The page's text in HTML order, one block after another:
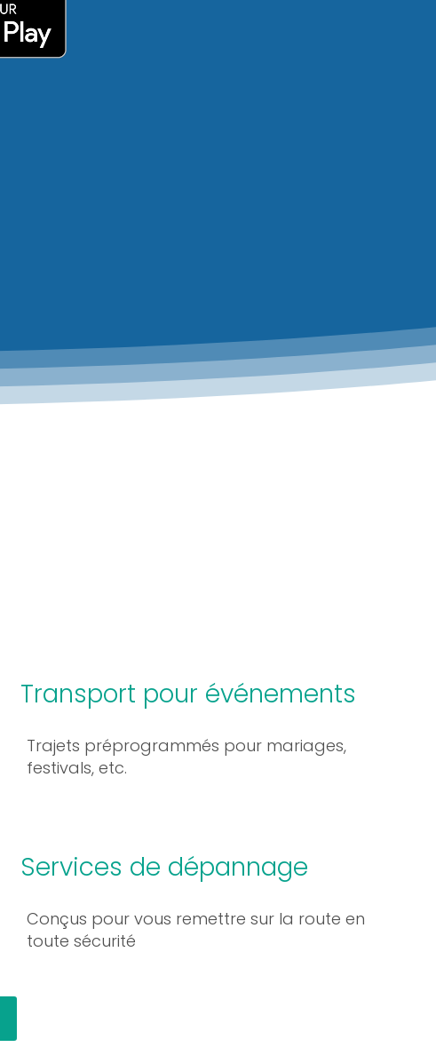
Transport pour événements
Trajets préprogrammés pour mariages,
festivals, etc.
Services de dépannage
Conçus pour vous remettre sur la route en
toute sécurité